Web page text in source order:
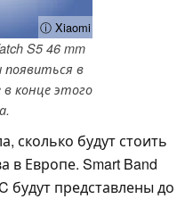
ⓘ Xiaomi
S5 46 mm
в
в конце этого
сколько будут стоить
в Европе. Smart Band
будут представлены до